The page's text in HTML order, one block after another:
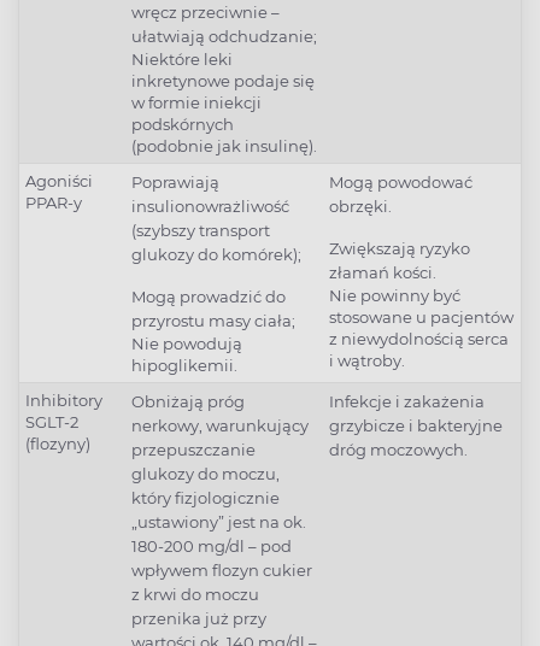
wręcz przeciwnie –
ułatwiają odchudzanie;
Niektóre leki
inkretynowe podaje się
w formie iniekcji
podskórnych
(podobnie jak insulinę).
Agoniści
PPAR-y
Poprawiają
insulionowrażliwość
(szybszy transport
glukozy do komórek);
Mogą prowadzić do
przyrostu masy ciała;
Nie powodują
hipoglikemii.
Mogą powodować
obrzęki.
Zwiększają ryzyko
złamań kości.
Nie powinny być
stosowane u pacjentów
z niewydolnością serca
i wątroby.
Inhibitory
SGLT-2
(flozyny)
Obniżają próg
nerkowy, warunkujący
przepuszczanie
glukozy do moczu,
który fizjologicznie
„ustawiony” jest na ok.
180-200 mg/dl – pod
wpływem flozyn cukier
z krwi do moczu
przenika już przy
Infekcje i zakażenia
grzybicze i bakteryjne
dróg moczowych.